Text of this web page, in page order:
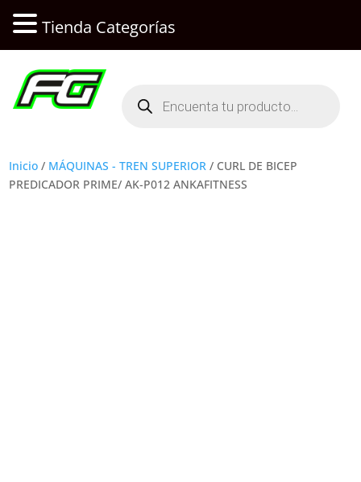
productos
Inicio / MÁQUINAS - TREN SUPERIOR / CURL DE BICEP
PREDICADOR PRIME/ AK-P012 ANKAFITNESS
Tienda Categorías